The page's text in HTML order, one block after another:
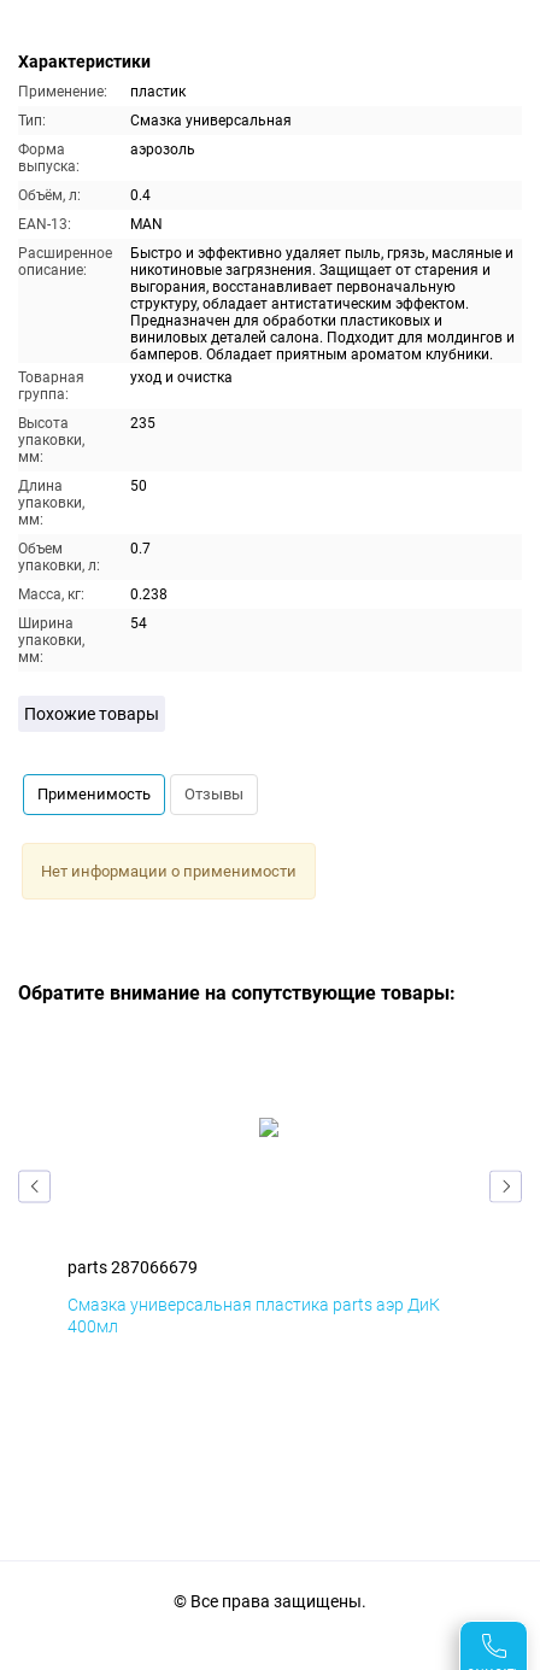
Характеристики
Применение:
пластик
Тип:
Смазка универсальная
Форма
выпуска:
аэрозоль
Объём, л:
0.4
EAN-13:
MAN
Расширенное
описание:
Быстро и эффективно удаляет пыль, грязь, масляные и
никотиновые загрязнения. Защищает от старения и
выгорания, восстанавливает первоначальную
структуру, обладает антистатическим эффектом.
Предназначен для обработки пластиковых и
виниловых деталей салона. Подходит для молдингов и
бамперов. Обладает приятным ароматом клубники.
Товарная
группа:
уход и очистка
Высота
упаковки,
мм:
235
Длина
упаковки,
мм:
50
Объем
упаковки, л:
0.7
Масса, кг:
0.238
Ширина
упаковки,
мм:
54
Похожие товары
Применимость Отзывы
Нет информации о применимости
Обратите внимание на сопутствующие товары:
parts 287066679
Смазка универсальная пластика parts аэр ДиК
400мл
© Все права защищены.